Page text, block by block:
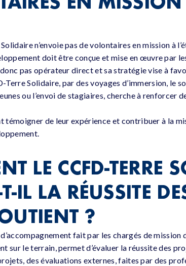
n’envoie pas de volontaires en mission à
doit être conçue et mise en œuvre par
donc pas opérateur direct et sa stratégie vise à
Terre Solidaire, par des voyages d’immersion, le
ou l’envoi de stagiaires, cherche à renforcer
témoigner de leur expérience et contribuer à la
LE CCFD-TERRE
IL LA RÉUSSITE
?
fait par les chargés de mission
sur le terrain, permet d’évaluer la réussite des
des évaluations externes, faites par des